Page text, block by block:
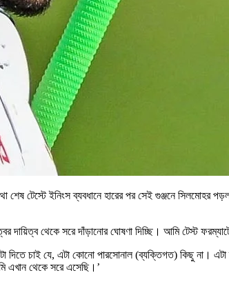
টেস্টে ইনিংস ব্যবধানে হারের পর সেই গুঞ্জনে সিলমোহর
দায়িত্ব থেকে সরে দাঁড়ানোর ঘোষণা দিচ্ছি। আমি টেস্ট
দিতে চাই যে, এটা কোনো পারসোনাল (ব্যক্তিগত) কিছু না।
এখান থেকে সরে এসেছি।’